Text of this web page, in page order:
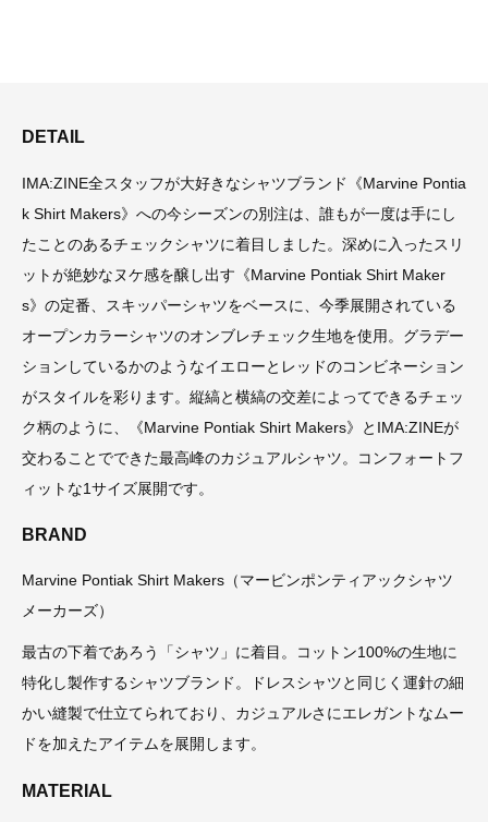
DETAIL
IMA:ZINE全スタッフが大好きなシャツブランド《Marvine Pontia
k Shirt Makers》への今シーズンの別注は、誰もが一度は手にし
たことのあるチェックシャツに着目しました。深めに入ったスリ
ットが絶妙なヌケ感を醸し出す《Marvine Pontiak Shirt Maker
s》の定番、スキッパーシャツをベースに、今季展開されている
オープンカラーシャツのオンブレチェック生地を使用。グラデー
ションしているかのようなイエローとレッドのコンビネーション
がスタイルを彩ります。縦縞と横縞の交差によってできるチェッ
ク柄のように、《Marvine Pontiak Shirt Makers》とIMA:ZINEが
交わることでできた最高峰のカジュアルシャツ。コンフォートフ
ィットな1サイズ展開です。
BRAND
Marvine Pontiak Shirt Makers（マービンポンティアックシャツ
メーカーズ）
最古の下着であろう「シャツ」に着目。コットン100%の生地に
特化し製作するシャツブランド。ドレスシャツと同じく運針の細
かい縫製で仕立てられており、カジュアルさにエレガントなムー
ドを加えたアイテムを展開します。
MATERIAL